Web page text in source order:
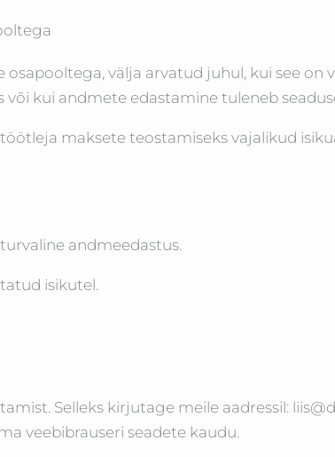
välja arvatud juhul, kui see on
kui andmete edastamine tuleneb
maksete teostamiseks vajalikud
andmeedastus.
isikutel.
Selleks kirjutage meile aadressil:
veebibrauseri seadete kaudu.